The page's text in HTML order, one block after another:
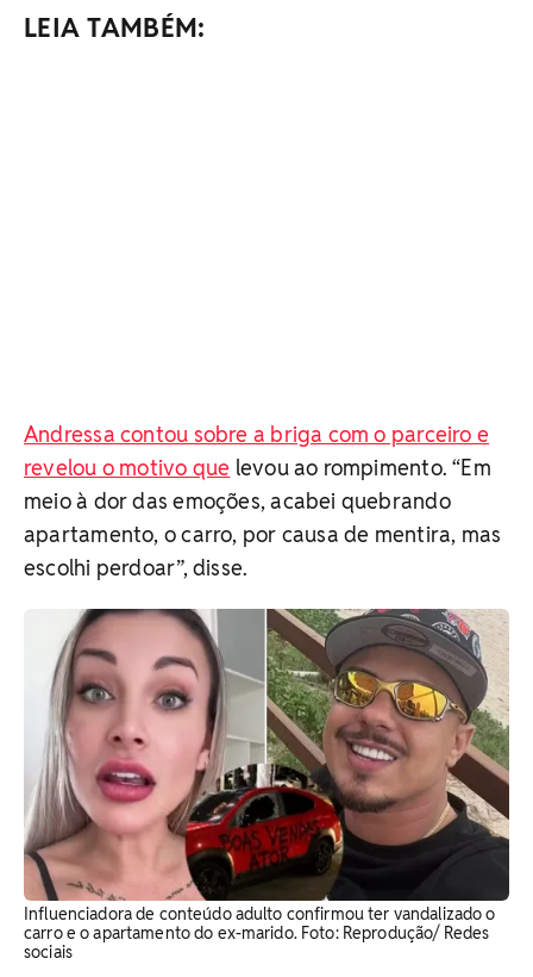
LEIA TAMBÉM:
Andressa contou sobre a briga com o parceiro e
revelou o motivo que levou ao rompimento. “Em
meio à dor das emoções, acabei quebrando
apartamento, o carro, por causa de mentira, mas
escolhi perdoar”, disse.
Influenciadora de conteúdo adulto confirmou ter vandalizado o
carro e o apartamento do ex-marido. Foto: Reprodução/ Redes
sociais